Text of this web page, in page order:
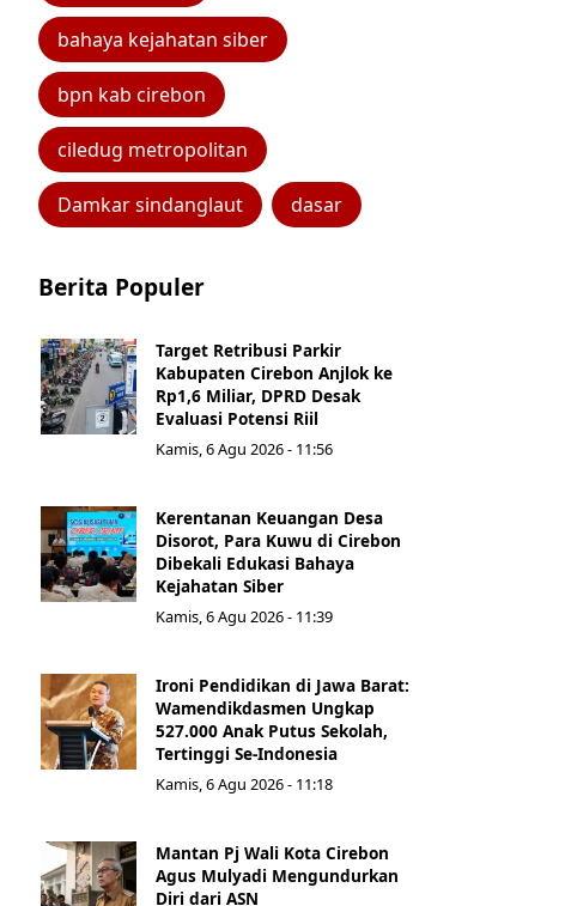
bahaya kejahatan siber
bpn kab cirebon
ciledug metropolitan
Damkar sindanglaut dasar
Berita Populer
Target Retribusi Parkir
Kabupaten Cirebon Anjlok ke
Rp1,6 Miliar, DPRD Desak
Evaluasi Potensi Riil
Kamis, 6 Agu 2026 - 11:56
Kerentanan Keuangan Desa
Disorot, Para Kuwu di Cirebon
Dibekali Edukasi Bahaya
Kejahatan Siber
Kamis, 6 Agu 2026 - 11:39
Ironi Pendidikan di Jawa Barat:
Wamendikdasmen Ungkap
527.000 Anak Putus Sekolah,
Tertinggi Se-Indonesia
Kamis, 6 Agu 2026 - 11:18
Mantan Pj Wali Kota Cirebon
Agus Mulyadi Mengundurkan
Diri dari ASN